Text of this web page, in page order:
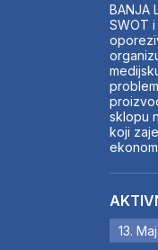
BANJA
SWOT
sklopu
koji
13.